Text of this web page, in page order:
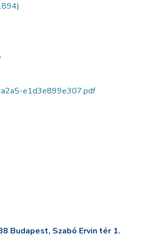
e1d3e899e307.pdf
Budapest, Szabó Ervin tér 1.